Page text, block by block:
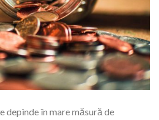
depinde în mare măsură de